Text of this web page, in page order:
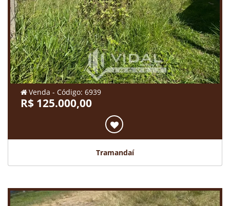
Venda - Código: 6939
R$ 125.000,00
Tramandaí